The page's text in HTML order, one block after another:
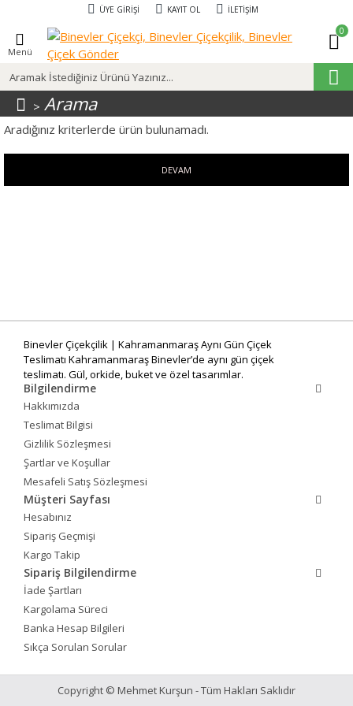
ÜYE GIRIŞI KAYIT OL İLETIŞIM
Menü
0
Arama
Aradığınız kriterlerde ürün bulunamadı.
DEVAM
Binevler Çiçekçilik | Kahramanmaraş Aynı Gün Çiçek
Teslimatı Kahramanmaraş Binevler’de aynı gün çiçek
teslimatı. Gül, orkide, buket ve özel tasarımlar.
Bilgilendirme
Hakkımızda
Teslimat Bilgisi
Gizlilik Sözleşmesi
Şartlar ve Koşullar
Mesafeli Satış Sözleşmesi
Müşteri Sayfası
Hesabınız
Sipariş Geçmişi
Kargo Takip
Sipariş Bilgilendirme
İade Şartları
Kargolama Süreci
Banka Hesap Bilgileri
Sıkça Sorulan Sorular
Copyright © Mehmet Kurşun - Tüm Hakları Saklıdır